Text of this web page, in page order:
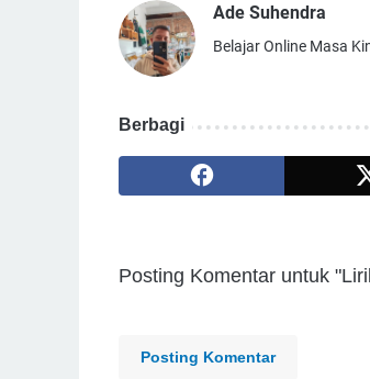
Ade Suhendra
Belajar Online Masa
Berbagi
Posting Komentar untuk
Posting Komentar